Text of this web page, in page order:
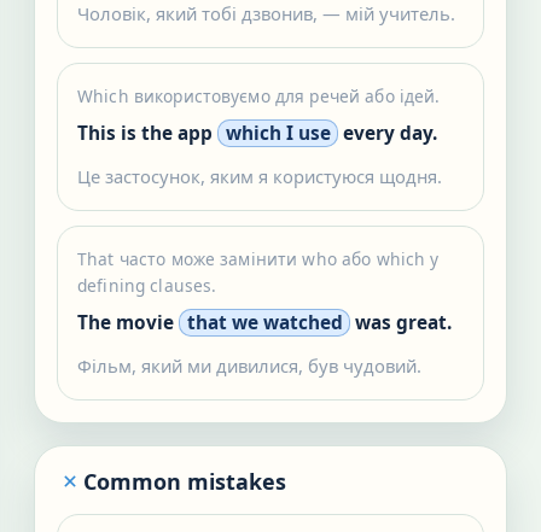
Чоловік, який тобі дзвонив, — мій учитель.
Which використовуємо для речей або ідей.
This is the app which I use every day.
Це застосунок, яким я користуюся щодня.
That часто може замінити who або which у
defining clauses.
The movie that we watched was great.
Фільм, який ми дивилися, був чудовий.
Common mistakes